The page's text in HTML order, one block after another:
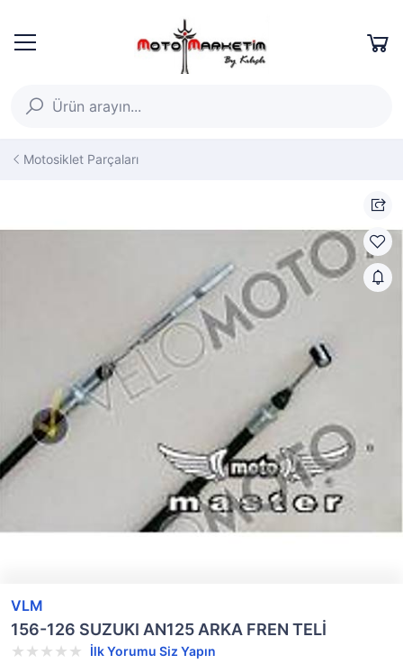
Motosiklet Parçaları
VLM
156-126 SUZUKI AN125 ARKA FREN TELİ
İlk Yorumu Siz Yapın